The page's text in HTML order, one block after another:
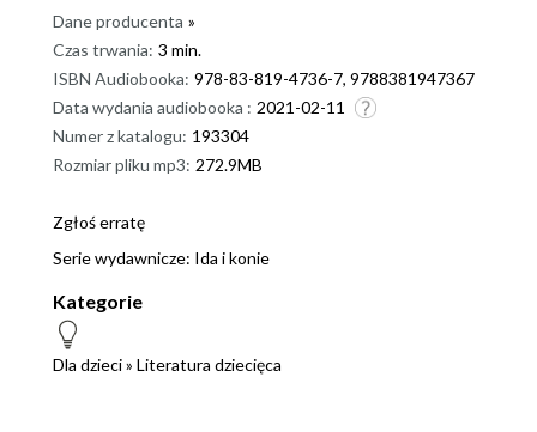
Dane producenta »
Czas trwania: 3 min.
ISBN Audiobooka: 978-83-819-4736-7, 9788381947367
Data wydania audiobooka : 2021-02-11
Numer z katalogu: 193304
Rozmiar pliku mp3: 272.9MB
Zgłoś erratę
Serie wydawnicze: Ida i konie
Kategorie
Dla dzieci» Literatura dziecięca